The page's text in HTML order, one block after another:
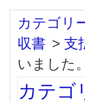
カテゴリ
収書 > 支
いました。
カテゴ